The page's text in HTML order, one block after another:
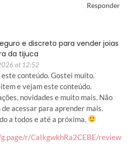
Responder
e discreto para vender joias
da tijuca
at 12:52
este conteúdo. Gostei muito.
e vejam este conteúdo.
novidades e muito mais. Não
acessar para aprender mais.
a todos e até a próxima.
r/CaIkgwkhRa2CEBE/review